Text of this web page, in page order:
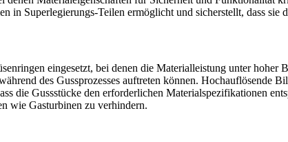
Superlegierungs-Teilen ermöglicht und sicherstellt, dass sie
eingesetzt, bei denen die Materialleistung unter hoher
des Gussprozesses auftreten können. Hochauflösende
die Gussstücke den erforderlichen Materialspezifikationen
wie Gasturbinen zu verhindern.